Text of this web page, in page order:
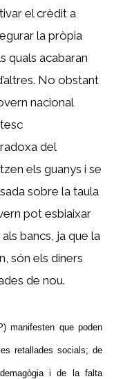
el crèdit a
la pròpia
quals acabaran
No obstant
nacional
del
els guanys i se
sobre la taula
pot esbiaixar
bancs, ja que la
són els diners
de nou.
manifesten que poden
retallades socials; de
i de la falta